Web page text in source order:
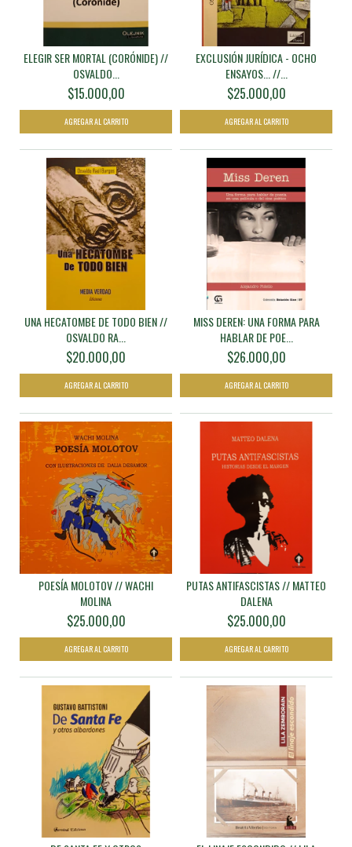
ELEGIR SER MORTAL (CORÓNIDE) //
OSVALDO...
$15.000,00
EXCLUSIÓN JURÍDICA - OCHO
ENSAYOS... //...
$25.000,00
UNA HECATOMBE DE TODO BIEN //
OSVALDO RA...
$20.000,00
MISS DEREN: UNA FORMA PARA
HABLAR DE POE...
$26.000,00
POESÍA MOLOTOV // WACHI
MOLINA
$25.000,00
PUTAS ANTIFASCISTAS // MATTEO
DALENA
$25.000,00